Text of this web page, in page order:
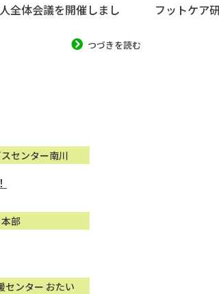
全体会議を開催しまし
つづきを読む
フットケア
センター南川
本部
センター おたい